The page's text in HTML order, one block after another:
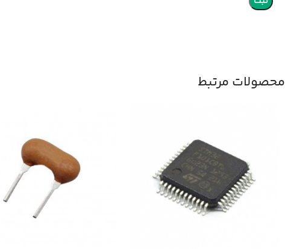
محصولات مرتبط